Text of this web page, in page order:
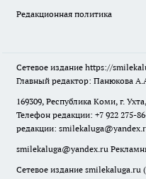
Редакционная политика
Сетевое издание https://
Главный редактор: Панюкова
169309, Республика Коми, г.
Телефон редакции: +7 922 275-
редакции:
smilekaluga@yandex.ru
Сетевое издание